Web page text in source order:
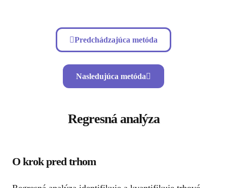
Predchádzajúca metóda
Nasledujúca metóda
Regresná analýza
O krok pred trhom